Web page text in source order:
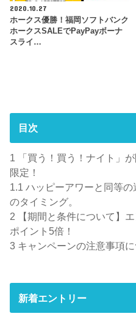
2020.10.27
ホークス優勝！福岡ソフトバンク
ホークスSALEでPayPayボーナ
スライ…
目次
1 「買う！買う！ナイト」
限定！
1.1 ハッピーアワーと同等
のタイミング。
2 【期間と条件について】
ポイント5倍！
3 キャンペーンの注意事項
新着エントリー